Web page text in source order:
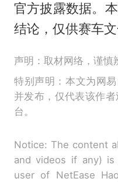
官方披露数据。
结论，仅供赛车文
声明：取材网络，谨慎
特别声明：本文为网
并发布，仅代表该作
台。
Notice: The content
and videos if any)
user of NetEase